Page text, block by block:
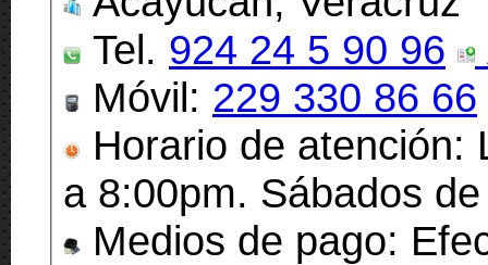
Tel. 924 24 5 90 96
Móvil: 229 330 86 66
Horario de atención:
a 8:00pm. Sábados
Medios de pago: